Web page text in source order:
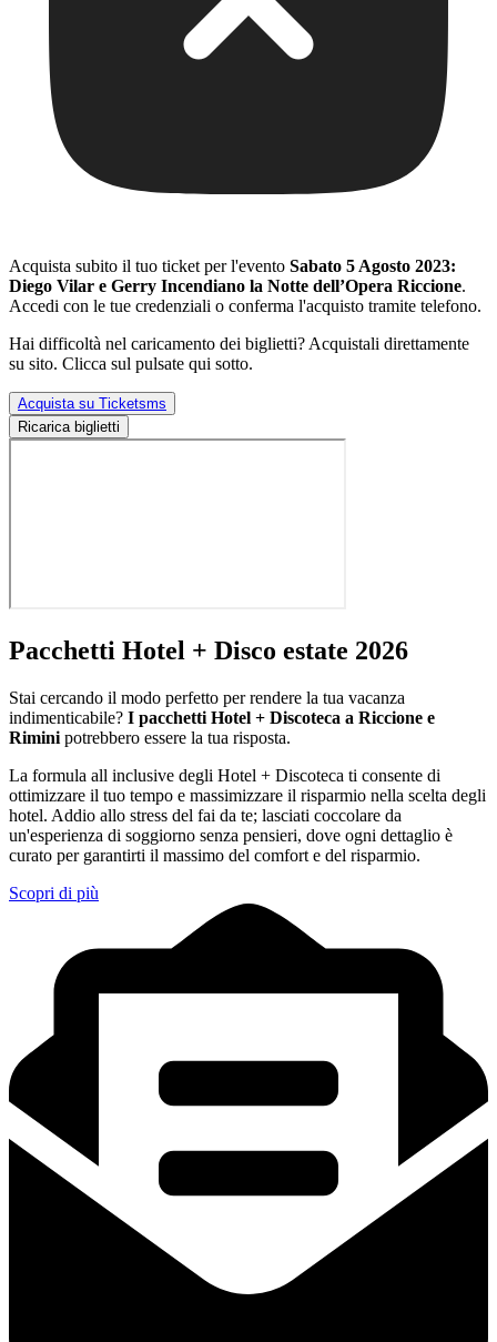
Acquista subito il tuo ticket per l'evento Sabato 5 Agosto 2023:
Diego Vilar e Gerry Incendiano la Notte dell’Opera Riccione.
Accedi con le tue credenziali o conferma l'acquisto tramite telefono.
Hai difficoltà nel caricamento dei biglietti? Acquistali direttamente
su sito. Clicca sul pulsate qui sotto.
Acquista su Ticketsms
Ricarica biglietti
Pacchetti Hotel + Disco estate 2026
Stai cercando il modo perfetto per rendere la tua vacanza
indimenticabile? I pacchetti Hotel + Discoteca a Riccione e
Rimini potrebbero essere la tua risposta.
La formula all inclusive degli Hotel + Discoteca ti consente di
ottimizzare il tuo tempo e massimizzare il risparmio nella scelta degli
hotel. Addio allo stress del fai da te; lasciati coccolare da
un'esperienza di soggiorno senza pensieri, dove ogni dettaglio è
curato per garantirti il massimo del comfort e del risparmio.
Scopri di più